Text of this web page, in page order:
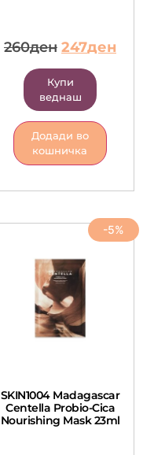
260ден 247ден
Купи
веднаш
Додади во
кошничка
-5%
SKIN1004 Madagascar
Centella Probio-Cica
Nourishing Mask 23ml